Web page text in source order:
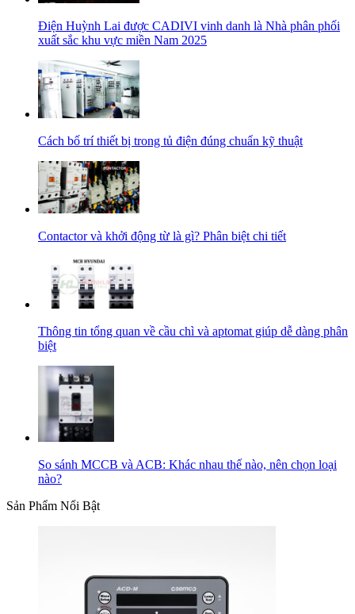
Điện Huỳnh Lai được CADIVI vinh danh là Nhà phân phối
xuất sắc khu vực miền Nam 2025
Cách bố trí thiết bị trong tủ điện đúng chuẩn kỹ thuật
Contactor và khởi động từ là gì? Phân biệt chi tiết
Thông tin tổng quan về cầu chì và aptomat giúp dễ dàng phân
biệt
So sánh MCCB và ACB: Khác nhau thế nào, nên chọn loại
nào?
Sản Phẩm Nổi Bật